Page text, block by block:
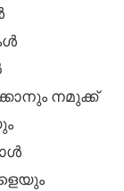
നമുക്ക്